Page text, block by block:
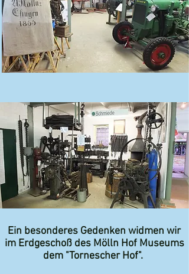
Ein besonderes Gedenken widmen wir
im Erdgeschoß des Mölln Hof Museums
dem "Tornescher Hof".